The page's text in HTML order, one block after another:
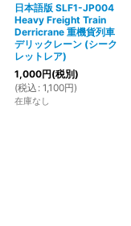
日本語版 SLF1-JP004
Heavy Freight Train
Derricrane 重機貨列車
デリックレーン (シーク
レットレア)
1,000円(税別)
(税込 : 1,100円)
在庫なし